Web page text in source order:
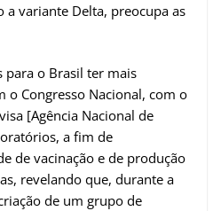
variante Delta, preocupa as
para o Brasil ter mais
o Congresso Nacional, com o
[Agência Nacional de
a fim de
de vacinação e de produção
revelando que, durante a
de um grupo de